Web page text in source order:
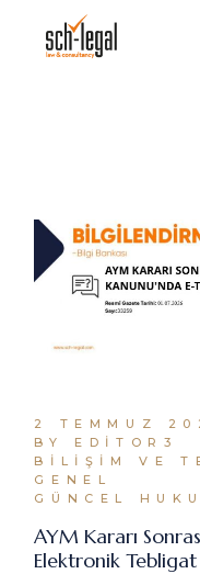
2 TEMMUZ
BY EDITOR3
BILIŞIM VE
GENEL
GÜNCEL
AYM Kararı
Elektronik